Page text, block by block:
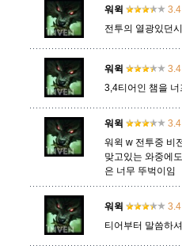
워윅
3.4
전투의 열광있던
워윅
3.4
3,4티어인 챔을
워윅
3.4
워윅 w 전투중 비
맞고있는 와중에
은 너무 뚜벅이임
워윅
3.4
티어부터 말씀하